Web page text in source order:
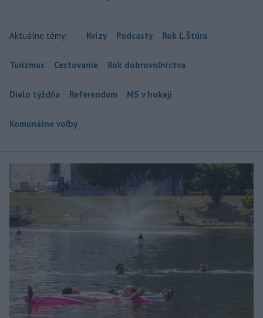
Aktuálne témy: Kvízy Podcasty Rok Ľ.Štúra
Turizmus Cestovanie Rok dobrovoľníctva
Dielo týždňa Referendum MS v hokeji
Komunálne voľby